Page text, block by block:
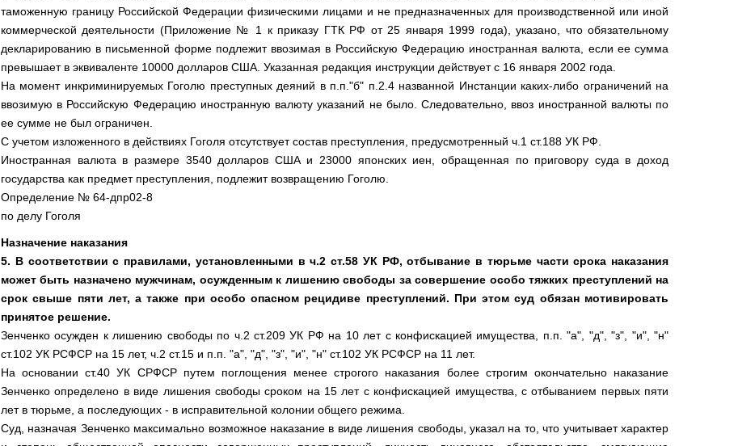
таможенную границу Российской Федерации физическими лицами и не предназначенных для производственной или иной
коммерческой деятельности (Приложение № 1 к приказу ГТК РФ от 25 января 1999 года), указано, что обязательному
декларированию в письменной форме подлежит ввозимая в Российскую Федерацию иностранная валюта, если ее сумма
превышает в эквиваленте 10000 долларов США. Указанная редакция инструкции действует с 16 января 2002 года.
На момент инкриминируемых Гоголю преступных деяний в п.п."б" п.2.4 названной Инстанции каких-либо ограничений на
ввозимую в Российскую Федерацию иностранную валюту указаний не было. Следовательно, ввоз иностранной валюты по
ее сумме не был ограничен.
С учетом изложенного в действиях Гоголя отсутствует состав преступления, предусмотренный ч.1 ст.188 УК РФ.
Иностранная валюта в размере 3540 долларов США и 23000 японских иен, обращенная по приговору суда в доход
государства как предмет преступления, подлежит возвращению Гоголю.
Определение № 64-дпр02-8
по делу Гоголя
Назначение наказания
5. В соответствии с правилами, установленными в ч.2 ст.58 УК РФ, отбывание в тюрьме части срока наказания
может быть назначено мужчинам, осужденным к лишению свободы за совершение особо тяжких преступлений на
срок свыше пяти лет, а также при особо опасном рецидиве преступлений. При этом суд обязан мотивировать
принятое решение.
Зенченко осужден к лишению свободы по ч.2 ст.209 УК РФ на 10 лет с конфискацией имущества, п.п. "а", "д", "з", "и", "н"
ст.102 УК РСФСР на 15 лет, ч.2 ст.15 и п.п. "а", "д", "з", "и", "н" ст.102 УК РСФСР на 11 лет.
На основании ст.40 УК СРФСР путем поглощения менее строгого наказания более строгим окончательно наказание
Зенченко определено в виде лишения свободы сроком на 15 лет с конфискацией имущества, с отбыванием первых пяти
лет в тюрьме, а последующих - в исправительной колонии общего режима.
Суд, назначая Зенченко максимально возможное наказание в виде лишения свободы, указал на то, что учитывает характер